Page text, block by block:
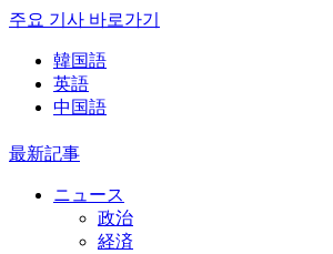
주요 기사 바로가기
韓国語
英語
中国語
最新記事
ニュース
政治
経済